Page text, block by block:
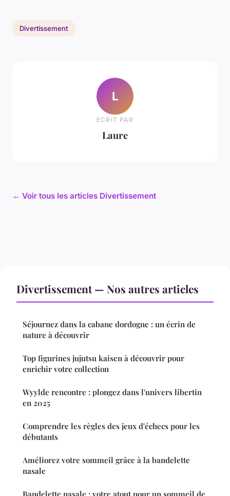
Divertissement
L
ECRIT PAR
Laure
← Voir tous les articles Divertissement
Divertissement — Nos autres articles
Séjournez dans la cabane dordogne : un écrin de
nature à découvrir
Top figurines jujutsu kaisen à découvrir pour
enrichir votre collection
Wyylde rencontre : plongez dans l'univers libertin
en 2025
Comprendre les règles des jeux d'échecs pour les
débutants
Améliorez votre sommeil grâce à la bandelette
nasale